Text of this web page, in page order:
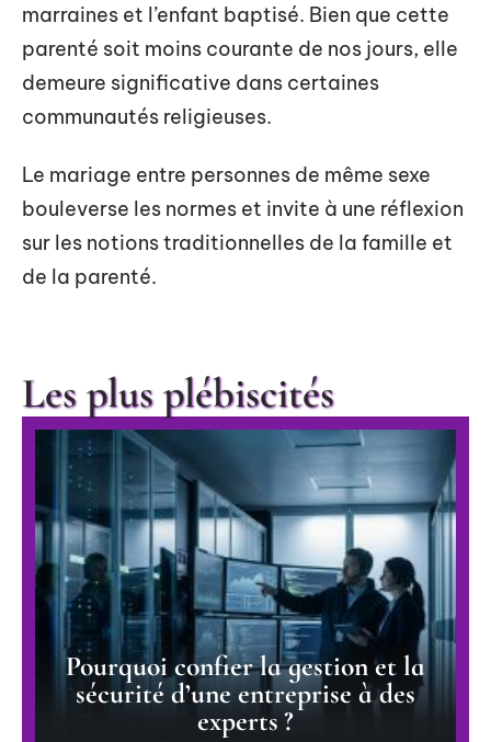
marraines et l’enfant baptisé. Bien que cette
parenté soit moins courante de nos jours, elle
demeure significative dans certaines
communautés religieuses.
Le mariage entre personnes de même sexe
bouleverse les normes et invite à une réflexion
sur les notions traditionnelles de la famille et
de la parenté.
Les plus plébiscités
Pourquoi confier la gestion et la
sécurité d’une entreprise à des
experts ?